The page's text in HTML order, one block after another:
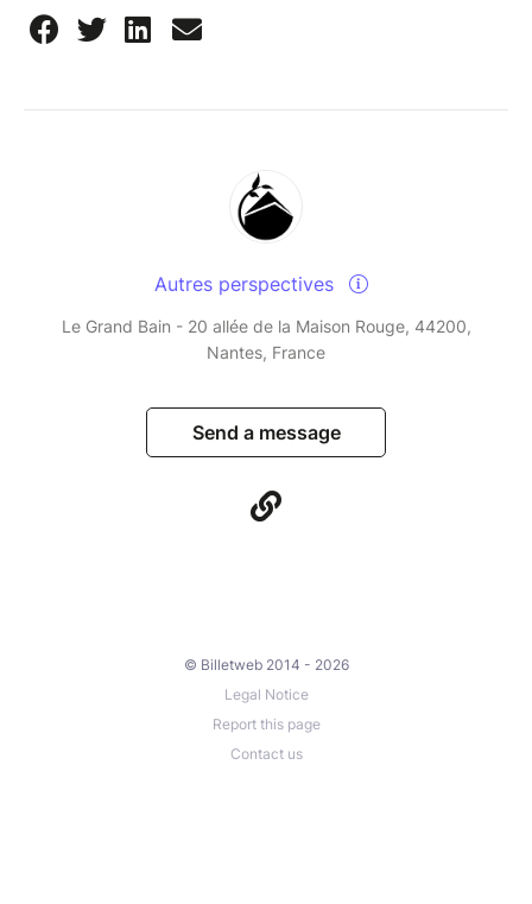
Autres perspectives
Le Grand Bain - 20 allée de la Maison Rouge, 44200,
Nantes, France
Send a message
© Billetweb 2014 - 2026
Legal Notice
Report this page
Contact us